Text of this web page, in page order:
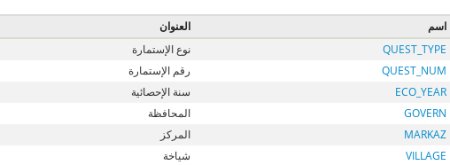
اسم العنوان
QUEST_TYPE
نوع الإستمارة
QUEST_NUM
رقم الإستمارة
ECO_YEAR
سنة الإحصائية
GOVERN
المحافظة
MARKAZ
المركز
VILLAGE
شياخة